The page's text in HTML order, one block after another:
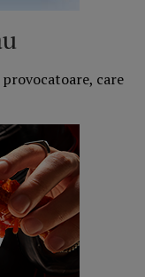
provocatoare, care